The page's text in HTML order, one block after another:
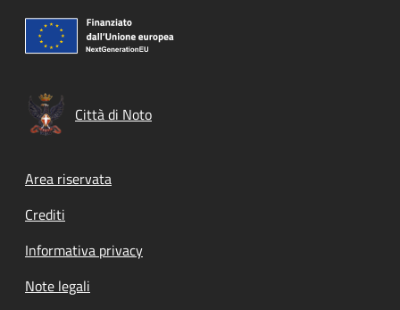
Città di Noto
Footer menu
Area riservata
Crediti
Informativa privacy
Note legali